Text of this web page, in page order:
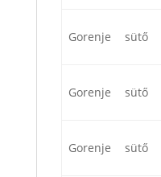
Gorenje sütő
Gorenje sütő
Gorenje sütő